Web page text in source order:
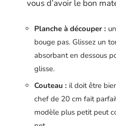
vous d’avoir le bon
Planche à découper :
bouge pas. Glissez un
absorbant en dessous
glisse.
Couteau : il doit être
chef de 20 cm fait
modèle plus petit peut